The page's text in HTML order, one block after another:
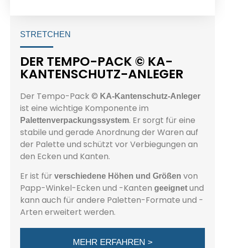
STRETCHEN
DER TEMPO-PACK © KA-
KANTENSCHUTZ-ANLEGER
Der Tempo-Pack © KA-Kantenschutz-Anleger
ist eine wichtige Komponente im
Palettenverpackungssystem. Er sorgt für eine
stabile und gerade Anordnung der Waren auf
der Palette und schützt vor Verbiegungen an
den Ecken und Kanten.
Er ist für verschiedene Höhen und Größen von
Papp-Winkel-Ecken und -Kanten geeignet und
kann auch für andere Paletten-Formate und -
Arten erweitert werden.
MEHR ERFAHREN >